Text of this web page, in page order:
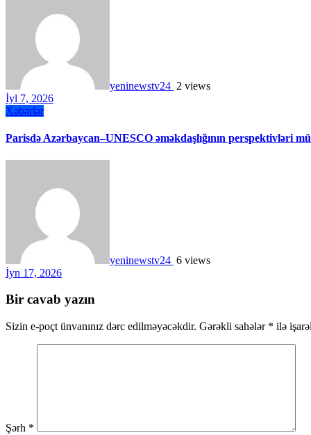
yeninewstv24 2 views
İyl 7, 2026
Xəbərlər
Parisdə Azərbaycan–UNESCO əməkdaşlığının perspektivləri
yeninewstv24 6 views
İyn 17, 2026
Bir cavab yazın
Sizin e-poçt ünvanınız dərc edilməyəcəkdir. Gərəkli sahələr * ilə
Şərh *